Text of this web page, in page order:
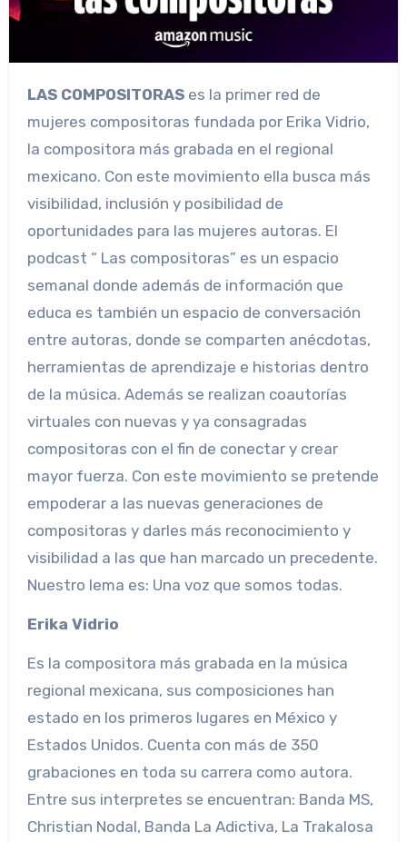
LAS COMPOSITORASes la primer red de
mujeres compositoras fundada por Erika Vidrio,
la compositora más grabada en el regional
mexicano. Con este movimiento ella busca más
visibilidad, inclusión y posibilidad de
oportunidades para las mujeres autoras. El
podcast “ Las compositoras” es un espacio
semanal donde además de información que
educa es también un espacio de conversación
entre autoras, donde se comparten anécdotas,
herramientas de aprendizaje e historias dentro
de la música. Además se realizan coautorías
virtuales con nuevas y ya consagradas
compositoras con el fin de conectar y crear
mayor fuerza. Con este movimiento se pretende
empoderar a las nuevas generaciones de
compositoras y darles más reconocimiento y
visibilidad a las que han marcado un precedente.
Nuestro lema es: Una voz que somos todas.
Erika Vidrio
Es la compositora más grabada en la música
regional mexicana, sus composiciones han
estado en los primeros lugares en México y
Estados Unidos. Cuenta con más de 350
grabaciones en toda su carrera como autora.
Entre sus interpretes se encuentran: Banda MS,
Christian Nodal, Banda La Adictiva, La Trakalosa